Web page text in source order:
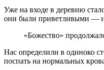
Уже на входе в деревню
они были приветливыми —
«Божество»
Нас определили в одиноко
поспать на нормальных